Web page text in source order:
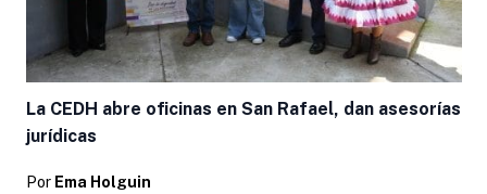
La CEDH abre oficinas en San Rafael, dan asesorías
jurídicas
Por Ema Holguin